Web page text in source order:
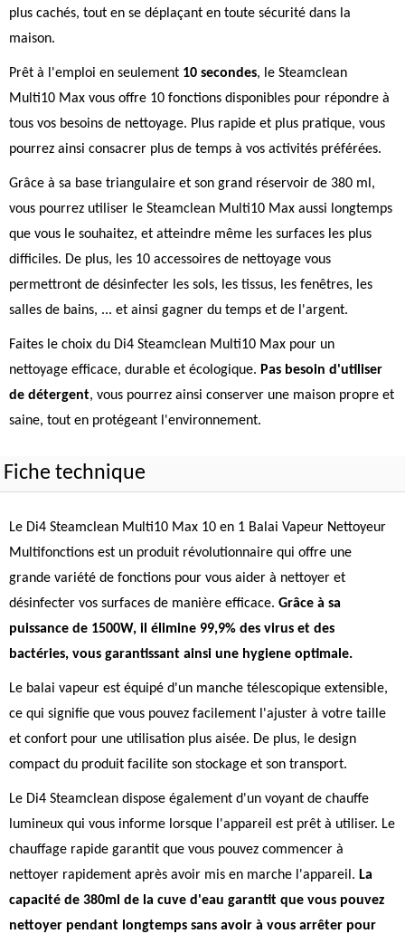
plus cachés, tout en se déplaçant en toute sécurité dans la
maison.
Prêt à l'emploi en seulement 10 secondes, le Steamclean
Multi10 Max vous offre 10 fonctions disponibles pour répondre à
tous vos besoins de nettoyage. Plus rapide et plus pratique, vous
pourrez ainsi consacrer plus de temps à vos activités préférées.
Grâce à sa base triangulaire et son grand réservoir de 380 ml,
vous pourrez utiliser le Steamclean Multi10 Max aussi longtemps
que vous le souhaitez, et atteindre même les surfaces les plus
difficiles. De plus, les 10 accessoires de nettoyage vous
permettront de désinfecter les sols, les tissus, les fenêtres, les
salles de bains, ... et ainsi gagner du temps et de l'argent.
Faites le choix du Di4 Steamclean Multi10 Max pour un
nettoyage efficace, durable et écologique. Pas besoin d'utiliser
de détergent, vous pourrez ainsi conserver une maison propre et
saine, tout en protégeant l'environnement.
Fiche technique
Le Di4 Steamclean Multi10 Max 10 en 1 Balai Vapeur Nettoyeur
Multifonctions est un produit révolutionnaire qui offre une
grande variété de fonctions pour vous aider à nettoyer et
désinfecter vos surfaces de manière efficace. Grâce à sa
puissance de 1500W, il élimine 99,9% des virus et des
bactéries, vous garantissant ainsi une hygiene optimale.
Le balai vapeur est équipé d'un manche télescopique extensible,
ce qui signifie que vous pouvez facilement l'ajuster à votre taille
et confort pour une utilisation plus aisée. De plus, le design
compact du produit facilite son stockage et son transport.
Le Di4 Steamclean dispose également d'un voyant de chauffe
lumineux qui vous informe lorsque l'appareil est prêt à utiliser. Le
chauffage rapide garantit que vous pouvez commencer à
nettoyer rapidement après avoir mis en marche l'appareil. La
capacité de 380ml de la cuve d'eau garantit que vous pouvez
nettoyer pendant longtemps sans avoir à vous arrêter pour